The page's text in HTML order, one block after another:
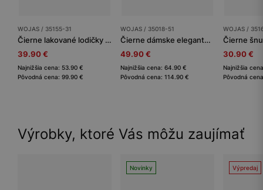
WOJAS / 35155-31
Čierne lakované lodičky Mary Jane s hrubým remienkom
39.90 €
Najnižšia cena: 53.90 €
Pôvodná cena: 99.90 €
WOJAS / 35018-51
Čierne dámske elegantné lodičky so zapínam okolo členku
49.90 €
Najnižšia cena: 64.90 €
Pôvodná cena: 114.90 €
WOJAS /
30.90 €
Najnižšia
Pôvodná
Výrobky, ktoré Vás môžu zaujímať
Novinky Výpredaj